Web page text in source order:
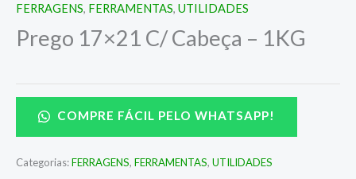
FERRAGENS, FERRAMENTAS, UTILIDADES
Prego 17×21 C/ Cabeça – 1KG
COMPRE FÁCIL PELO WHATSAPP!
Categorias:FERRAGENS, FERRAMENTAS, UTILIDADES